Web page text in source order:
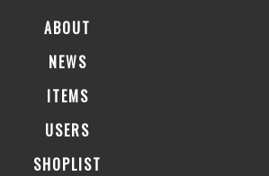
ABOUT
NEWS
ITEMS
USERS
SHOPLIST